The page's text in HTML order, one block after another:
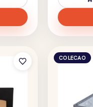
COLECAO